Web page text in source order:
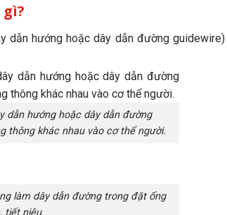
dẫn hướng hoặc dây dẫn đường
dẫn hướng hoặc dây dẫn đường
thông khác nhau vào cơ thể người.
làm dây dẫn đường trong đặt ống
tiết niệu.